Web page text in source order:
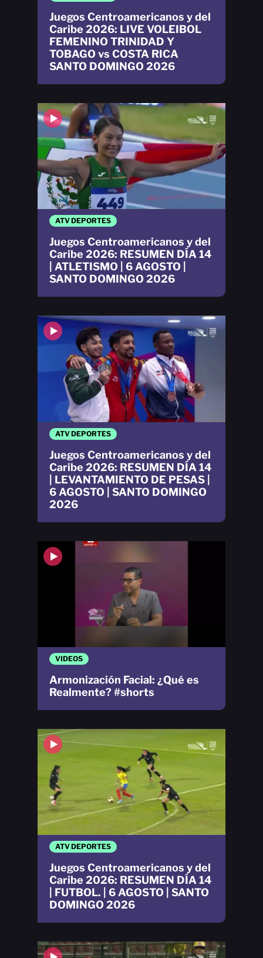
Juegos Centroamericanos y del
Caribe 2026: LIVE VOLEIBOL
FEMENINO TRINIDAD Y
TOBAGO vs COSTA RICA
SANTO DOMINGO 2026
VIDEOS
Armonización Facial: ¿Qué es
Realmente? #shorts
ATV DEPORTES
Juegos Centroamericanos y del
Caribe 2026: RESUMEN DÍA 14
| LEVANTAMIENTO DE PESAS |
6 AGOSTO | SANTO DOMINGO
2026
ATV DEPORTES
Juegos Centroamericanos y del
Caribe 2026: RESUMEN DÍA 14
| ATLETISMO | 6 AGOSTO |
SANTO DOMINGO 2026
ATV DEPORTES
Juegos Centroamericanos y del
Caribe 2026: RESUMEN DÍA 14
| FUTBOL. | 6 AGOSTO | SANTO
DOMINGO 2026